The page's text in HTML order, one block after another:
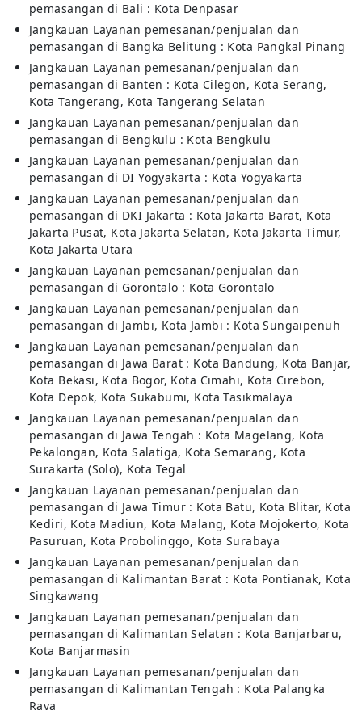
pemasangan di Bali : Kota Denpasar
Jangkauan Layanan pemesanan/penjualan dan
pemasangan di Bangka Belitung : Kota Pangkal Pinang
Jangkauan Layanan pemesanan/penjualan dan
pemasangan di Banten : Kota Cilegon, Kota Serang,
Kota Tangerang, Kota Tangerang Selatan
Jangkauan Layanan pemesanan/penjualan dan
pemasangan di Bengkulu : Kota Bengkulu
Jangkauan Layanan pemesanan/penjualan dan
pemasangan di DI Yogyakarta : Kota Yogyakarta
Jangkauan Layanan pemesanan/penjualan dan
pemasangan di DKI Jakarta : Kota Jakarta Barat, Kota
Jakarta Pusat, Kota Jakarta Selatan, Kota Jakarta Timur,
Kota Jakarta Utara
Jangkauan Layanan pemesanan/penjualan dan
pemasangan di Gorontalo : Kota Gorontalo
Jangkauan Layanan pemesanan/penjualan dan
pemasangan di Jambi, Kota Jambi : Kota Sungaipenuh
Jangkauan Layanan pemesanan/penjualan dan
pemasangan di Jawa Barat : Kota Bandung, Kota Banjar,
Kota Bekasi, Kota Bogor, Kota Cimahi, Kota Cirebon,
Kota Depok, Kota Sukabumi, Kota Tasikmalaya
Jangkauan Layanan pemesanan/penjualan dan
pemasangan di Jawa Tengah : Kota Magelang, Kota
Pekalongan, Kota Salatiga, Kota Semarang, Kota
Surakarta (Solo), Kota Tegal
Jangkauan Layanan pemesanan/penjualan dan
pemasangan di Jawa Timur : Kota Batu, Kota Blitar, Kota
Kediri, Kota Madiun, Kota Malang, Kota Mojokerto, Kota
Pasuruan, Kota Probolinggo, Kota Surabaya
Jangkauan Layanan pemesanan/penjualan dan
pemasangan di Kalimantan Barat : Kota Pontianak, Kota
Singkawang
Jangkauan Layanan pemesanan/penjualan dan
pemasangan di Kalimantan Selatan : Kota Banjarbaru,
Kota Banjarmasin
Jangkauan Layanan pemesanan/penjualan dan
pemasangan di Kalimantan Tengah : Kota Palangka
Raya